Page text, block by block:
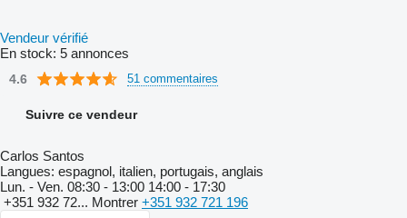
Vendeur vérifié
En stock: 5 annonces
4.6 51 commentaires
Suivre ce vendeur
Carlos Santos
Langues: espagnol, italien, portugais, anglais
Lun. - Ven. 08:30 - 13:00 14:00 - 17:30
+351 932 72... Montrer +351 932 721 196